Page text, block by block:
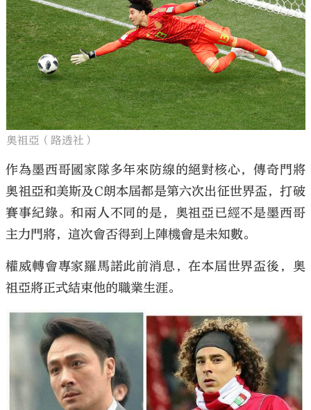
奧祖亞（路透社）
作為墨西哥國家隊多年來防線的絕對核心，傳奇門將
奧祖亞和美斯及C朗本屆都是第六次出征世界盃，打破
賽事紀錄。和兩人不同的是，奧祖亞已經不是墨西哥
主力門將，這次會否得到上陣機會是未知數。
權威轉會專家羅馬諾此前消息，在本屆世界盃後，奧
祖亞將正式結束他的職業生涯。